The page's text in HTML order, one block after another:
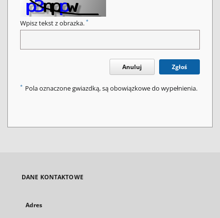
Wpisz tekst z obrazka. *
Anuluj Zgłoś
* Pola oznaczone gwiazdką, są obowiązkowe do wypełnienia.
DANE KONTAKTOWE
Adres